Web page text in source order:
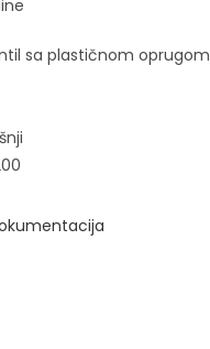
sa plastičnom oprugom